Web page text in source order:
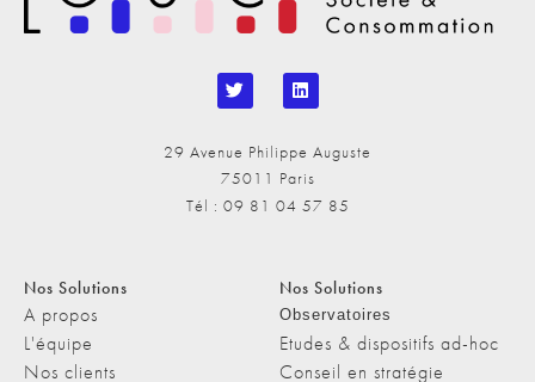
29 Avenue Philippe Auguste
75011 Paris
Tél : 09 81 04 57 85
Nos Solutions
A propos
L'équipe
Nos clients
Nos Solutions
Observatoires
Etudes & dispositifs ad-hoc
Conseil en stratégie